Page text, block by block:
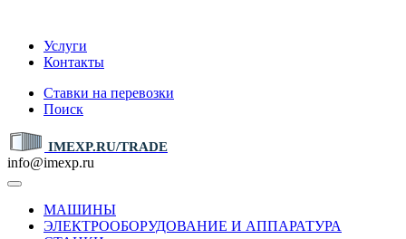
Услуги
Контакты
Ставки на перевозки
Поиск
IMEXP.RU/TRADE
info@imexp.ru
МАШИНЫ
ЭЛЕКТРООБОРУДОВАНИЕ И АППАРАТУРА